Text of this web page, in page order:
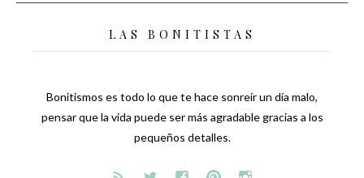
entradasLAS BONITISTAS
Bonitismos es todo lo que te hace sonreír un día malo,
pensar que la vida puede ser más agradable gracias a los
pequeños detalles.